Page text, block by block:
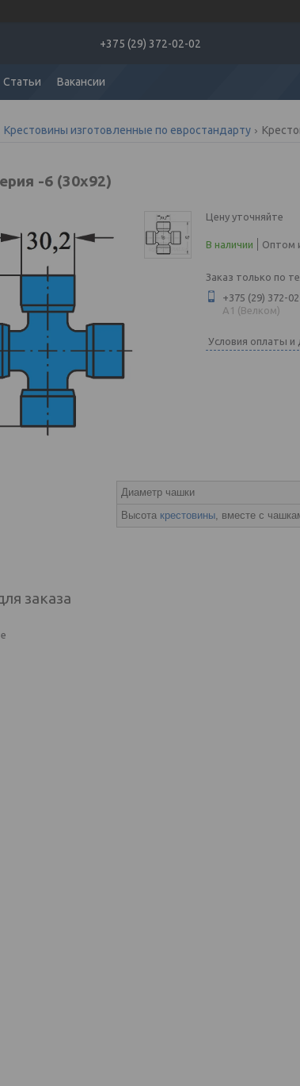
+375 (29) 372-02-02
Статьи Вакансии
Крестовины изготовленные по евростандарту
-6 (30х92)
Цену уточняйте
В наличии Оптом
Заказ только по
+375 (29) 372-
A1 (Велком)
Условия оплаты и
Диаметр чашки
Высота крестовины, вместе с
заказа